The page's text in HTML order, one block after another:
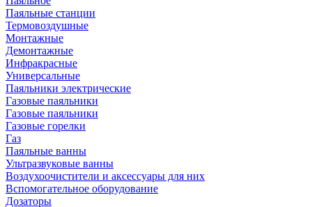
Паяльные станции
Термовоздушные
Монтажные
Демонтажные
Инфракрасные
Универсальные
Паяльники электрические
Газовые паяльники
Газовые паяльники
Газовые горелки
Газ
Паяльные ванны
Ультразвуковые ванны
Воздухоочистители и аксессуары для них
Вспомогательное оборудование
Дозаторы